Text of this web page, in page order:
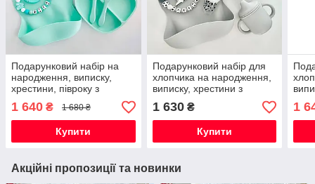
Подарунковий набір на
народження, виписку,
хрестини, півроку з
іменним гризунком Зайчик
круглий (м'ята) для
хлопчика
1 640 ₴ 1 680 ₴
Купити
Подарунковий набір для
хлопчика на народження,
виписку, хрестини з
іменним гризунком
Космонавт (світло-сірий)
1 630₴
Купити
1
Акційні пропозиції та новинки